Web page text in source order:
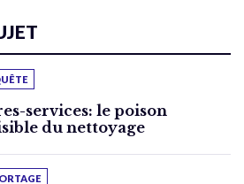
services: le poison
du nettoyage